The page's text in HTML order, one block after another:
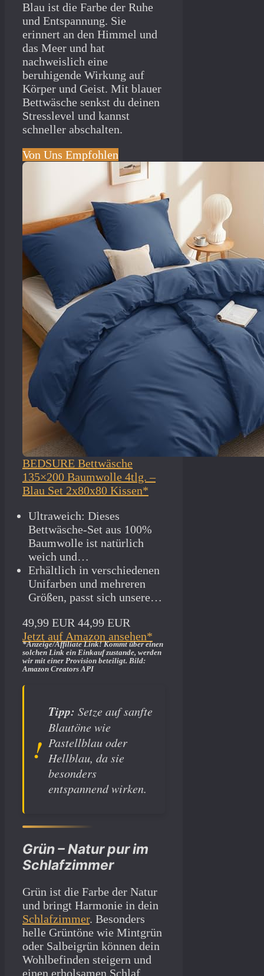
Blau ist die Farbe der Ruhe
und Entspannung. Sie
erinnert an den Himmel und
das Meer und hat
nachweislich eine
beruhigende Wirkung auf
Körper und Geist. Mit blauer
Bettwäsche senkst du deinen
Stresslevel und kannst
schneller abschalten.
Von Uns Empfohlen
BEDSURE Bettwäsche
135×200 Baumwolle 4tlg. –
Blau Set 2x80x80 Kissen*
Ultraweich: Dieses
Bettwäsche-Set aus 100%
Baumwolle ist natürlich
weich und…
Erhältlich in verschiedenen
Unifarben und mehreren
Größen, passt sich unsere…
49,99 EUR 44,99 EUR
Jetzt auf Amazon ansehen*
*Anzeige/Affiliate Link! Kommt über einen
solchen Link ein Einkauf zustande, werden
wir mit­ einer Provision beteiligt. Bild:
Amazon Creators API
Tipp: Setze auf sanfte
Blautöne wie
Pastellblau oder
Hellblau, da sie
besonders
entspannend wirken.
Grün – Natur pur im
Schlafzimmer
Grün ist die Farbe der Natur
und bringt Harmonie in dein
Schlafzimmer. Besonders
helle Grüntöne wie Mintgrün
oder Salbeigrün können dein
Wohlbefinden steigern und
einen erholsamen Schlaf